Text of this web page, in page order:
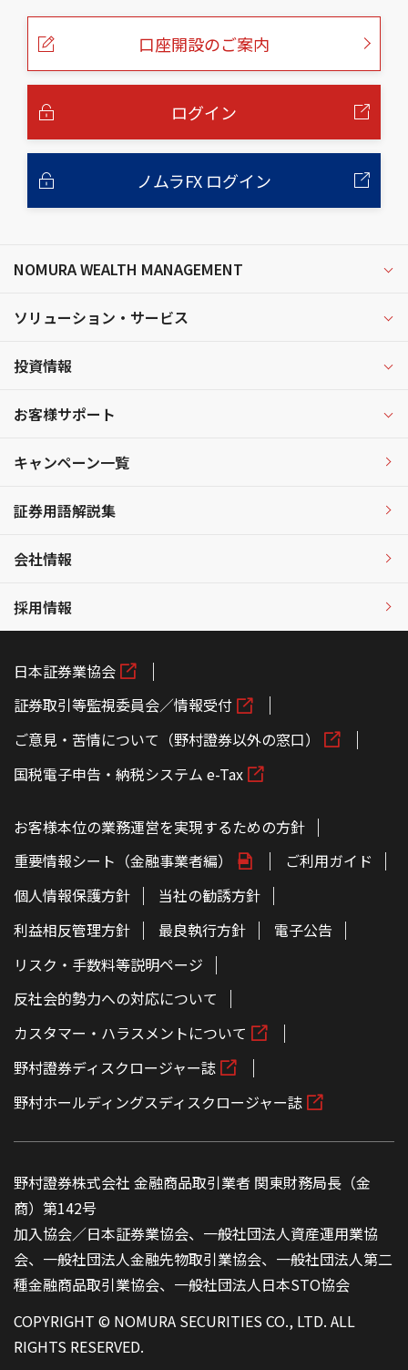
口座開設のご案内
ログイン
ノムラFX ログイン
NOMURA WEALTH MANAGEMENT
ソリューション・サービス
投資情報
お客様サポート
キャンペーン一覧
証券用語解説集
会社情報
採用情報
日本証券業協会
証券取引等監視委員会／情報受付
ご意見・苦情について（野村證券以外の窓口）
国税電子申告・納税システム e-Tax
お客様本位の業務運営を実現するための方針
重要情報シート（金融事業者編）
ご利用ガイド
個人情報保護方針
当社の勧誘方針
利益相反管理方針
最良執行方針
電子公告
リスク・手数料等説明ページ
反社会的勢力への対応について
カスタマー・ハラスメントについて
野村證券ディスクロージャー誌
野村ホールディングスディスクロージャー誌
野村證券株式会社 金融商品取引業者 関東財務局長（金
商）第142号
加入協会／日本証券業協会、一般社団法人資産運用業協
会、一般社団法人金融先物取引業協会、一般社団法人第二
種金融商品取引業協会、一般社団法人日本STO協会
COPYRIGHT © NOMURA SECURITIES CO., LTD. ALL
RIGHTS RESERVED.